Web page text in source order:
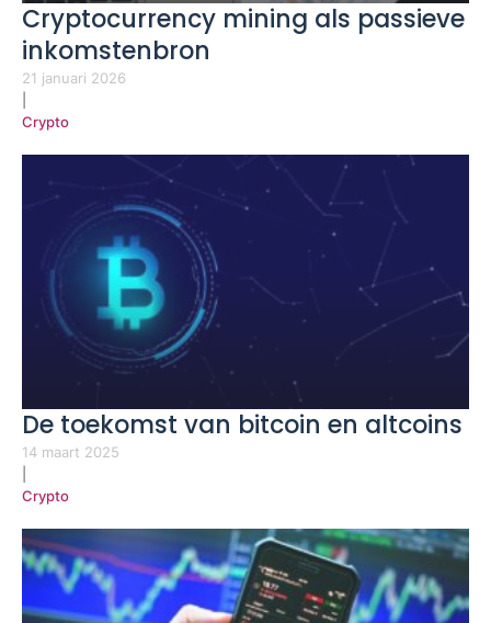
Cryptocurrency mining als passieve
inkomstenbron
21 januari 2026
Crypto
De toekomst van bitcoin en altcoins
14 maart 2025
Crypto